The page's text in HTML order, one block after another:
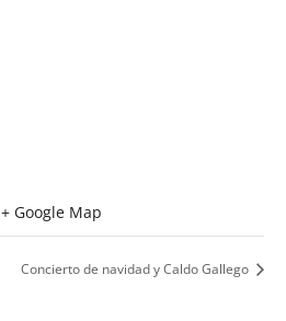
+ Google Map
Concierto de navidad y Caldo Gallego